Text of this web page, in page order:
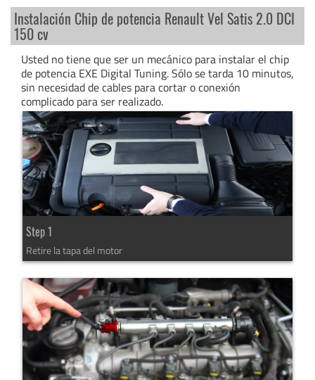
Instalación Chip de potencia Renault Vel Satis 2.0 DCI
150 cv
Usted no tiene que ser un mecánico para instalar el chip
de potencia EXE Digital Tuning. Sólo se tarda 10 minutos,
sin necesidad de cables para cortar o conexión
complicado para ser realizado.
Step 1
Retire la tapa del motor